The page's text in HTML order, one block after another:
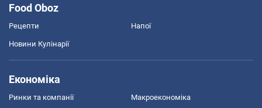
Food Oboz
Рецепти Напої
Новини Кулінарії
Економіка
Ринки та компанії Макроекономіка